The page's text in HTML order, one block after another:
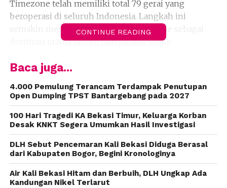
Timezone telah memiliki total 79 gerai yang
beroperasi di seluruh Indonesia. Langkah ini
semakin mengukuhkan posisi Timezone sebagai
destinasi utama favorit masyarakat untuk
bersama keluarga maupun kerabat.
àPertama di Kota Padang, Sumatera Barat. Timezone
kembali hadir dengan tampilan dan lokasi yang
baru, terletak di Lantai 2 Transmall Padang, gerai ini
mengusung konsep yang lebih seru dan interaktif.
Berada di atas lahan seluas 950 meter persegi, gerai
ini menawarkan sebanyak 85 jenis permainan.
Beragam wahana tersedia di sana, mulai dari Bumper
CONTINUE READING
Baca juga...
4.000 Pemulung Terancam Terdampak Penutupan
Open Dumping TPST Bantargebang pada 2027
100 Hari Tragedi KA Bekasi Timur, Keluarga Korban
Desak KNKT Segera Umumkan Hasil Investigasi
DLH Sebut Pencemaran Kali Bekasi Diduga Berasal
dari Kabupaten Bogor, Begini Kronologinya
Air Kali Bekasi Hitam dan Berbuih, DLH Ungkap Ada
Kandungan Nikel Terlarut